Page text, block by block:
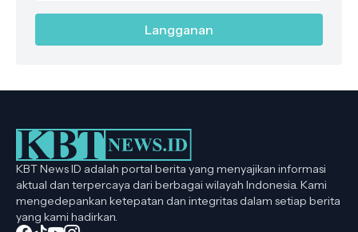
KBT News ID adalah portal berita yang menyajikan informasi
aktual dan terpercaya dari berbagai wilayah Indonesia. Kami
mengedepankan ketepatan dan integritas dalam setiap berita
yang kami hadirkan.